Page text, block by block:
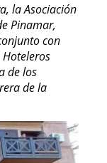
la Asociación
Pinamar,
con
Hoteleros
de los
de la